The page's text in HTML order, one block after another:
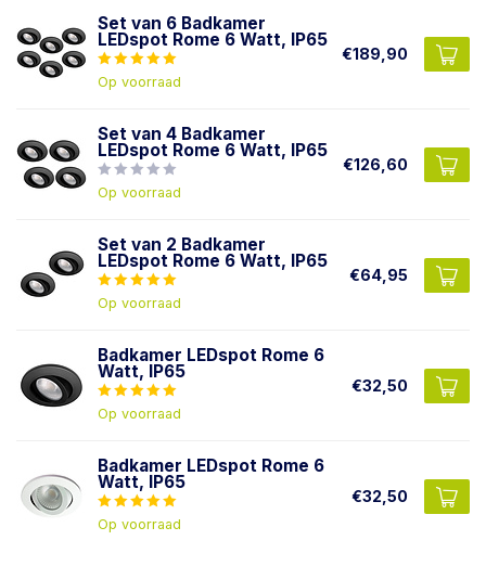
Set van 6 Badkamer
LEDspot Rome 6 Watt, IP65
Op voorraad
€189,90
Set van 4 Badkamer
LEDspot Rome 6 Watt, IP65
Op voorraad
€126,60
Set van 2 Badkamer
LEDspot Rome 6 Watt, IP65
Op voorraad
€64,95
Badkamer LEDspot Rome 6
Watt, IP65
Op voorraad
€32,50
Badkamer LEDspot Rome 6
Watt, IP65
Op voorraad
€32,50